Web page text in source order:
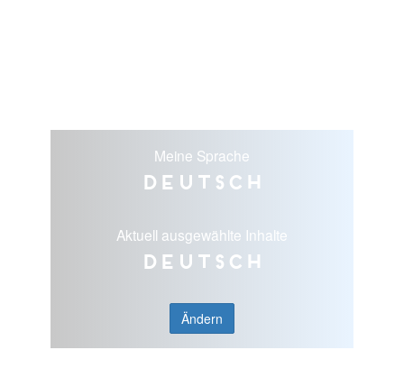
Meine Sprache
Deutsch
Aktuell ausgewählte Inhalte
Deutsch
Ändern